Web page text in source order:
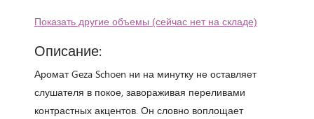
Показать другие объемы (сейчас нет на складе)
Описание:
Аромат Geza Schoen ни на минутку не оставляет
слушателя в покое, завораживая переливами
контрастных акцентов. Он словно воплощает